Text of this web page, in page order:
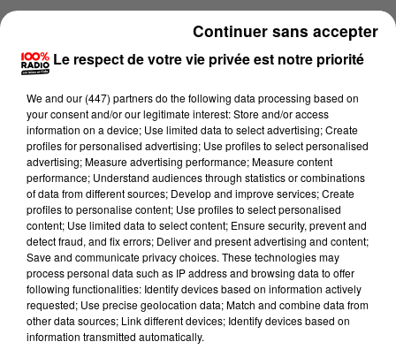
Lecture (1 min 14 sec)
100%
100% Radio l'agenda du sud Tarn
Le respect de votre vie privée est notre priorité
We and our (447) partnersdo the following data processing based on
your consent and/or our legitimate interest: Store and/or access
information on a device; Use limited data to select advertising; Create
profiles for personalised advertising; Use profiles to select personalised
advertising; Measure advertising performance; Measure content
performance; Understand audiences through statistics or combinations
of data from different sources; Develop and improve services; Create
profiles to personalise content; Use profiles to select personalised
content; Use limited data to select content; Ensure security, prevent and
detect fraud, and fix errors; Deliver and present advertising and content;
Save and communicate privacy choices. These technologies may
process personal data such as IP address and browsing data to offer
following functionalities: Identify devices based on information actively
requested; Use precise geolocation data; Match and combine data from
other data sources; Link different devices; Identify devices based on
information transmitted automatically.
Continuer sans accepter